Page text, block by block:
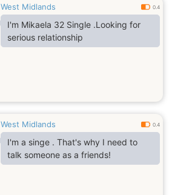
West Midlands 0.4
I'm Mikaela 32 Single .Looking for
serious relationship
West Midlands 0.4
I'm a singe . That's why I need to
talk someone as a friends!